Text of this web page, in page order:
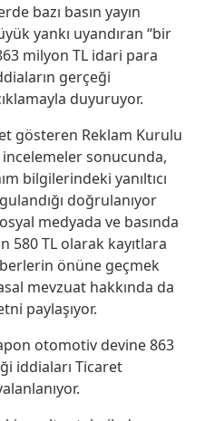
bazı basın yayın
yankı uyandıran “bir
milyon TL idari para
gerçeği
duyuruyor.
gösteren Reklam Kurulu
sonucunda,
bilgilerindeki yanıltıcı
doğrulanıyor
medyada ve basında
580 TL olarak kayıtlara
önüne geçmek
mevzuat hakkında da
paylaşıyor.
otomotiv devine 863
iddiaları Ticaret